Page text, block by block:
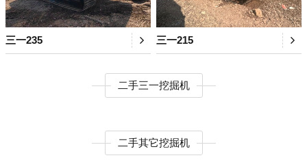
三一235 三一215
二手三一挖掘机
二手其它挖掘机